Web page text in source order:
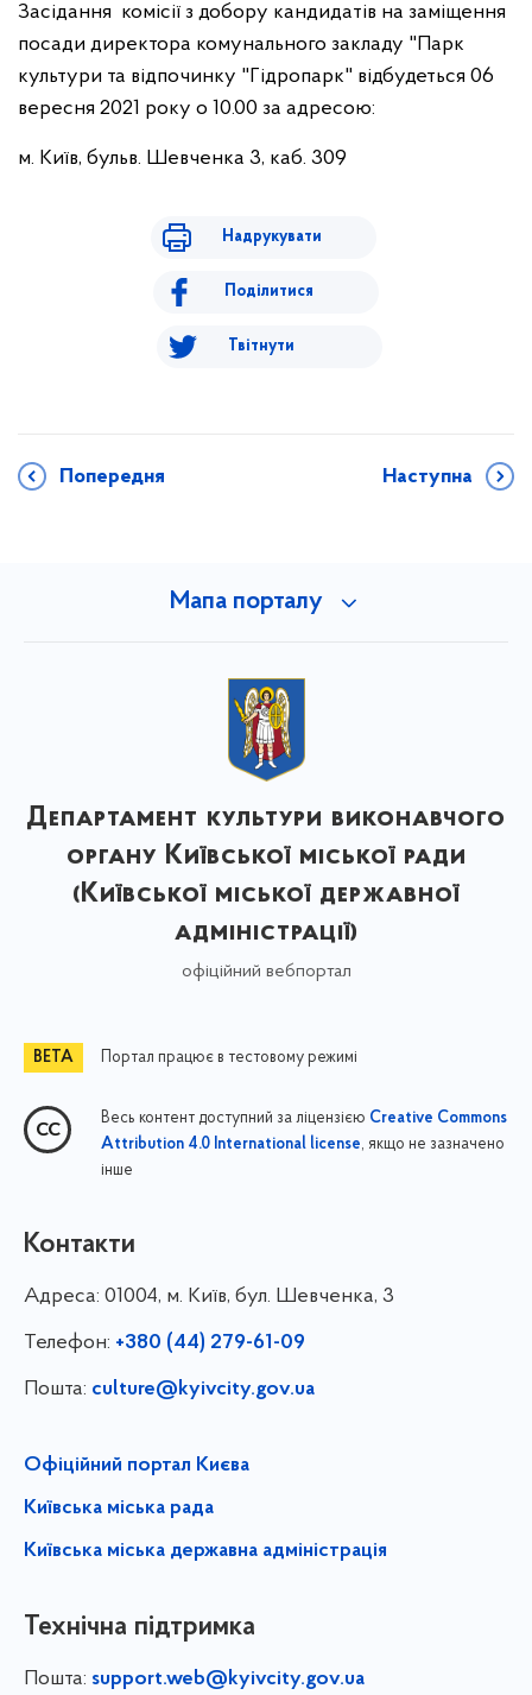
Засідання комісії з добору кандидатів на заміщення
посади директора комунального закладу "Парк
культури та відпочинку "Гідропарк" відбудеться 06
вересня 2021 року о 10.00 за адресою:
м. Київ, бульв. Шевченка 3, каб. 309
Надрукувати
Поділитися
Твітнути
Попередня Наступна
Мапа порталу
Департамент культури виконавчого
органу Київської міської ради
(Київської міської державної
адміністрації)
офіційний вебпортал
Портал працює в тестовому режимі
Весь контент доступний за ліцензією Creative Commons
Attribution 4.0 International license, якщо не зазначено
інше
Контакти
Адреса: 01004, м. Київ, бул. Шевченка, 3
Телефон: +380 (44) 279-61-09
Пошта: culture@kyivcity.gov.ua
Офіційний портал Києва
Київська міська рада
Київська міська державна адміністрація
Технічна підтримка
Пошта: support.web@kyivcity.gov.ua